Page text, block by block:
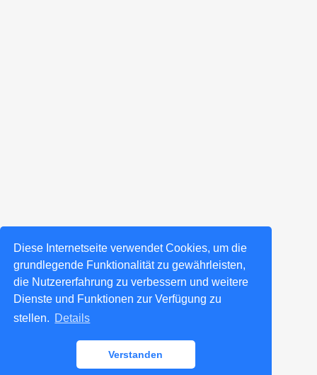
Diese Internetseite verwendet Cookies, um die
grundlegende Funktionalität zu gewährleisten,
die Nutzererfahrung zu verbessern und weitere
Dienste und Funktionen zur Verfügung zu
stellen. Details
Verstanden